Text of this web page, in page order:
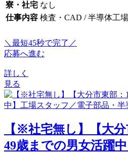
寮・社宅 なし
仕事内容 検査・CAD / 半導体工
＼最短45秒で完了／
応募へ進む
詳しく
見る
【※社宅無し】【大
49歳までの男女活躍